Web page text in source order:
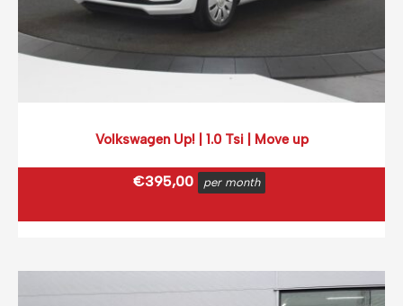
Volkswagen Up! | 1.0 Tsi | Move up
€395,00 per month
Prijs op basis van 2000 km per month.